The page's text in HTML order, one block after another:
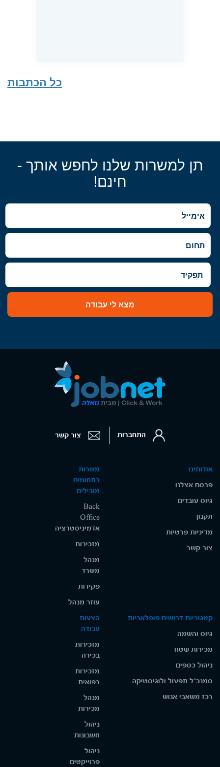
כל הכתבות
תן למשרות שלנו לחפש אותך -
חינם!
מצא לי עבודה
אודותינו
פרסם אצלנו
גיוס עובדים
תקנון
מדיניות פרטיות
צור קשר
משרות
בתחומים
מובילים
Back
Office -
אדמיניסטרציה
מזכירות
מנהל
משרד
פקידות
עוזר מנהל
קטגוריות דרושים פופלאריות
גיוס והשמה
מכירות שטח
ניהול כספים
סמנכ"ל תפעול ולוגיסטיקה
רכז משאבי אנוש
הצעות
עבודה
מזכירות
בכירה
מזכירות
רפואית
מנהל
מכירות
ניהול
חשבונות
ניהול
פרוייקטים